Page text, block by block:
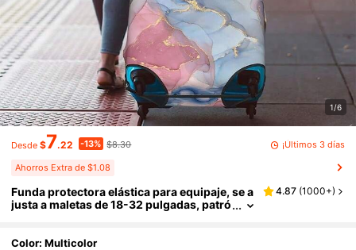
1/6
Desde $7.22 -13% $8.30 ¡Últimos 3 días
Ahorros Extra de $1.08
Funda protectora elástica para equipaje, se a
justa a maletas de 18-32 pulgadas, patró
sorios de viaje, funda antipolvo para equipaj
4.87 (1000+)
Color: Multicolor